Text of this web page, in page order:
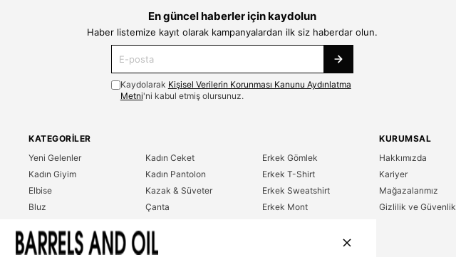
En güncel haberler için kaydolun
Haber listemize kayıt olarak kampanyalardan ilk siz haberdar olun.
Kaydolarak Kişisel Verilerin Korunması Kanunu Aydınlatma
Metni'ni kabul etmiş olursunuz.
KATEGORILER
Yeni Gelenler
Kadın Giyim
Elbise
Bluz
T-Shirt
Kadın Ceket
Kadın Pantolon
Kazak & Süveter
Çanta
Erkek Gömlek
Erkek T-Shirt
Erkek Sweatshirt
Erkek Mont
KURUMSAL
Hakkımızda
Kariyer
Mağazalarımız
Gizlilik ve Güvenlik